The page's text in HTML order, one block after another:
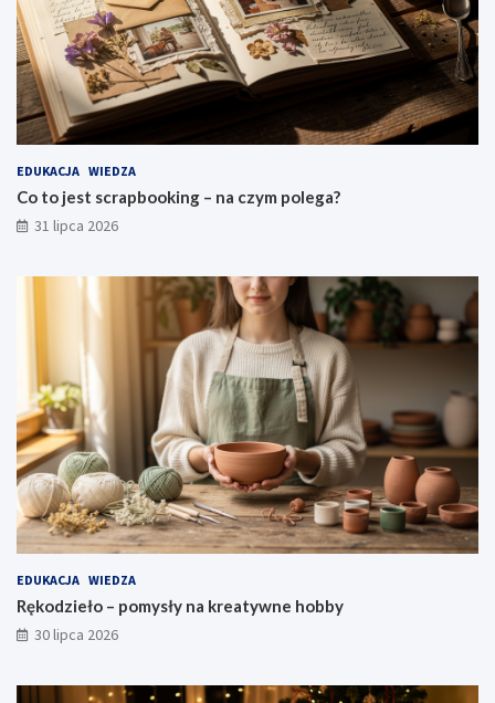
EDUKACJA WIEDZA
Co to jest scrapbooking – na czym polega?
31 lipca 2026
EDUKACJA WIEDZA
Rękodzieło – pomysły na kreatywne hobby
30 lipca 2026